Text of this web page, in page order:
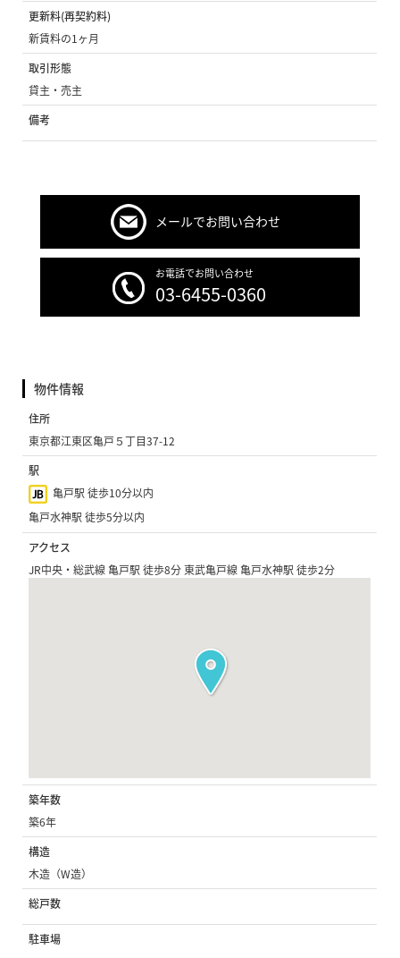
更新料(再契約料)
新賃料の1ヶ月
取引形態
貸主・売主
備考
メールでお問い合わせ
お電話でお問い合わせ
03-6455-0360
物件情報
住所
東京都江東区亀戸５丁目37-12
駅
亀戸駅 徒歩10分以内
亀戸水神駅 徒歩5分以内
アクセス
JR中央・総武線 亀戸駅 徒歩8分 東武亀戸線 亀戸水神駅 徒歩2分
築年数
築6年
構造
木造（W造）
総戸数
駐車場